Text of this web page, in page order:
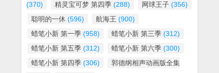
(370)
精灵宝可梦 第四季 (288) 网球王子 (356)
聪明的一休 (596) 航海王 (900)
蜡笔小新 第一季 (958) 蜡笔小新 第三季 (312)
蜡笔小新 第五季 (312) 蜡笔小新 第六季 (300)
蜡笔小新 第四季 (306)
郭德纲相声动画版全集